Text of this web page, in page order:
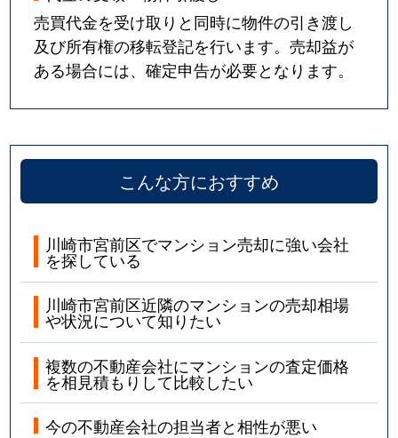
宮崎
2,000万円 宮崎台
徒歩3分
宮崎
2,800万円 宮崎台
徒歩11
宮崎
5,500万円 宮崎台
徒歩3分
4,300万円 宮前平
宮前平
6,100万円
宮前平
5,500万円 宮崎台
徒歩6分
宮前平
5,500万円
徒歩8分
宮前平
4,200万円 宮崎台
売買代金を受け取りと同時に物件の引き渡し
及び所有権の移転登記を行います。売却益が
ある場合には、確定申告が必要となります。
こんな方におすすめ
川崎市宮前区でマンション売却に強い会社
を探している
川崎市宮前区近隣のマンションの売却相場
や状況について知りたい
複数の不動産会社にマンションの査定価格
を相見積もりして比較したい
今の不動産会社の担当者と相性が悪い